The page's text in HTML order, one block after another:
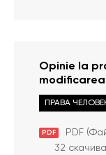
Opinie la
anul 2023
angajaților
PDF PDF
ПРАВА
32